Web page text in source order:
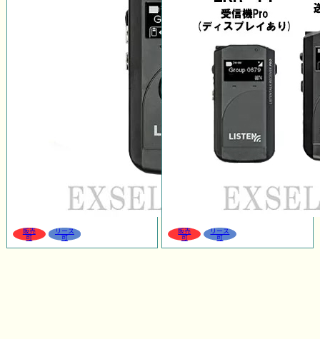
販売
可
リース
可
販売
可
リース
可